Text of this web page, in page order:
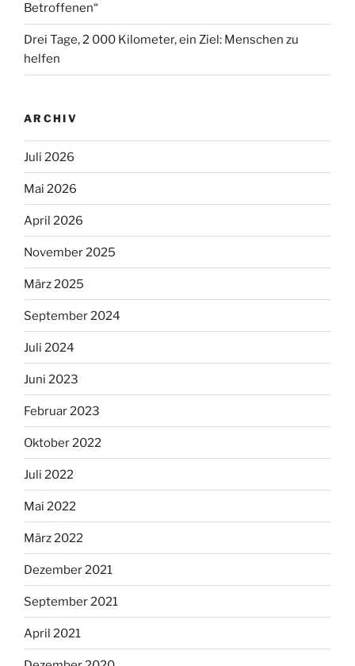
Betroffenen“
Drei Tage, 2 000 Kilometer, ein Ziel: Menschen zu
helfen
ARCHIV
Juli 2026
Mai 2026
April 2026
November 2025
März 2025
September 2024
Juli 2024
Juni 2023
Februar 2023
Oktober 2022
Juli 2022
Mai 2022
März 2022
Dezember 2021
September 2021
April 2021